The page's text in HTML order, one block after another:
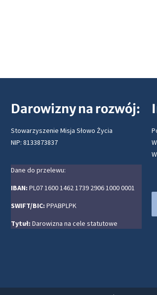
Darowizny na rozwój:
Stowarzyszenie Misja Słowo Życia
NIP: 8133873837
Dane do przelewu:
IBAN: PL07 1600 1462 1739 2906 1000 0001
SWIFT/BIC: PPABPLPK
Tytuł: Darowizna na cele statutowe